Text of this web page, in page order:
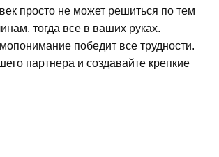
просто не может решиться по тем
тогда все в ваших руках.
победит все трудности.
партнера и создавайте крепкие